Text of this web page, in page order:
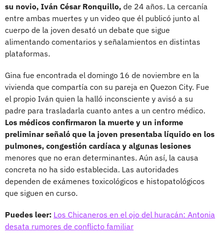
su novio, Iván César Ronquillo, de 24 años. La cercanía
entre ambas muertes y un video que él publicó junto al
cuerpo de la joven desató un debate que sigue
alimentando comentarios y señalamientos en distintas
plataformas.
Gina fue encontrada el domingo 16 de noviembre en la
vivienda que compartía con su pareja en Quezon City. Fue
el propio Iván quien la halló inconsciente y avisó a su
padre para trasladarla cuanto antes a un centro médico.
Los médicos confirmaron la muerte y un informe
preliminar señaló que la joven presentaba líquido en los
pulmones, congestión cardíaca y algunas lesiones
menores que no eran determinantes. Aún así, la causa
concreta no ha sido establecida. Las autoridades
dependen de exámenes toxicológicos e histopatológicos
que siguen en curso.
Puedes leer: Los Chicaneros en el ojo del huracán: Antonia
desata rumores de conflicto familiar